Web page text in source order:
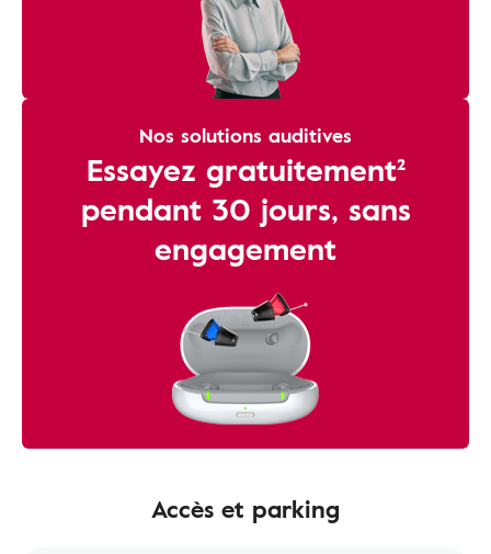
Nos solutions auditives
Essayez gratuitement²
pendant 30 jours, sans
engagement
Accès et parking